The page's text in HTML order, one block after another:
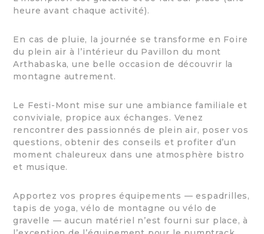
heure avant chaque activité).
En cas de pluie, la journée se transforme en Foire
du plein air à l’intérieur du Pavillon du mont
Arthabaska, une belle occasion de découvrir la
montagne autrement.
Le Festi-Mont mise sur une ambiance familiale et
conviviale, propice aux échanges. Venez
rencontrer des passionnés de plein air, poser vos
questions, obtenir des conseils et profiter d’un
moment chaleureux dans une atmosphère bistro
et musique.
Apportez vos propres équipements — espadrilles,
tapis de yoga, vélo de montagne ou vélo de
gravelle — aucun matériel n’est fourni sur place, à